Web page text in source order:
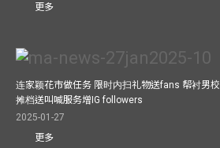
更多
连家颖花市做任务 限时内扫礼物送fans 帮衬男校
摊档送叫喊服务增IG followers
2025-01-27
更多